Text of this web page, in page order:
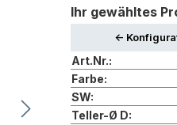
Ihr gewähltes
<-
Art.Nr.:
Farbe:
SW:
Teller-Ø D: